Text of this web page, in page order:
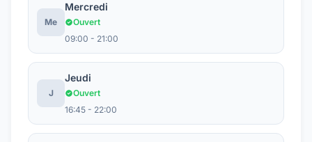
Me
Mercredi
Ouvert
09:00 - 21:00
J
Jeudi
Ouvert
16:45 - 22:00